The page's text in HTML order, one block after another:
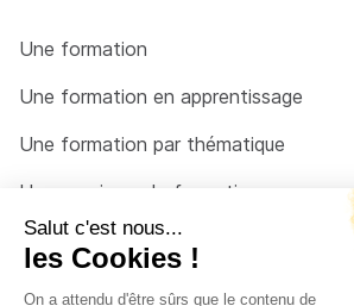
Une formation
Une formation en apprentissage
Une formation par thématique
Un organisme de formation
Un conseiller